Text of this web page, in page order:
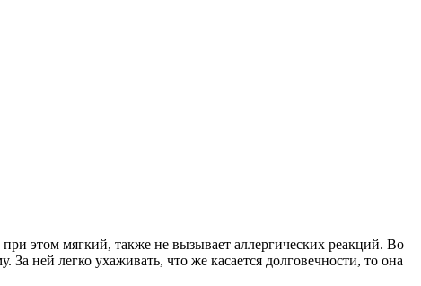
этом мягкий, также не вызывает аллергических реакций. Во
ней легко ухаживать, что же касается долговечности, то она